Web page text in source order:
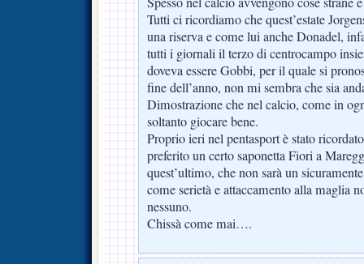
Tutti ci ricordiamo che quest’estate
una riserva e come lui anche Donadel,
tutti i giornali il terzo di centrocampo
doveva essere Gobbi, per il quale si
fine dell’anno, non mi sembra che sia
Dimostrazione che nel calcio, come in
soltanto giocare bene.
Proprio ieri nel pentasport è stato
preferito un certo saponetta Fiori a
quest’ultimo, che non sarà un
come serietà e attaccamento alla maglia
nessuno.
Chissà come mai….